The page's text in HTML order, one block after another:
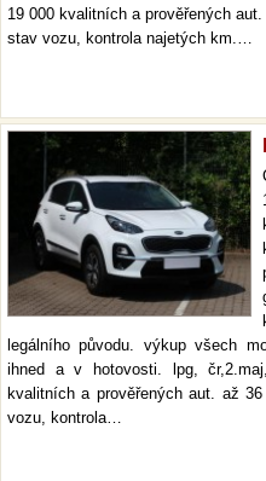
19 000 kvalitních a prověřených
stav vozu, kontrola najetých km.…
legálního původu. výkup všech
ihned a v hotovosti. lpg,
kvalitních a prověřených aut. až
vozu, kontrola…